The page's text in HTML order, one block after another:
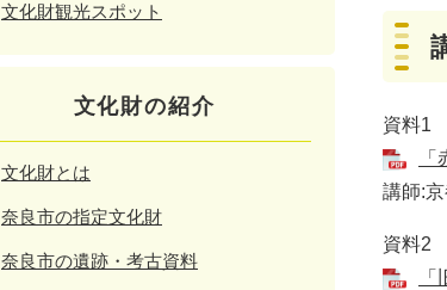
資料1
講師:
資料2
文化財観光スポット
文化財の紹介
文化財とは
奈良市の指定文化財
奈良市の遺跡・考古資料